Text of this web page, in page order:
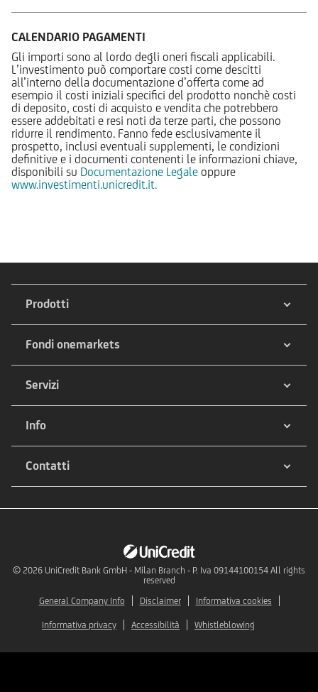
CALENDARIO PAGAMENTI
Gli importi sono al lordo degli oneri fiscali applicabili.
L’investimento può comportare costi come descitti
all’interno della documentazione d’offerta come ad
esempio il costi iniziali specifici del prodotto nonchè costi
di deposito, costi di acquisto e vendita che potrebbero
essere addebitati e resi noti da terze parti, che possono
ridurre il rendimento. Fanno fede esclusivamente il
prospetto, inclusi eventuali supplementi, le condizioni
definitive e i documenti contenenti le informazioni chiave,
disponibili su Documentazione Legale oppure
www.investimenti.unicredit.it.
Prodotti
Fondi onemarkets
Servizi
Info
Contatti
© 2026 UniCredit Bank GmbH - Milan Branch - P. Iva 09144100154 All rights
reserved
General Company Info
Disclaimer Informativa cookies
Informativa privacy Accessibilità Whistleblowing